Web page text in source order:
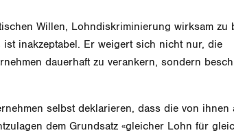
Willen, Lohndiskriminierung wirksam zu
inakzeptabel. Er weigert sich nicht nur, die
dauerhaft zu verankern, sondern
selbst deklarieren, dass die von ihnen
dem Grundsatz «gleicher Lohn für